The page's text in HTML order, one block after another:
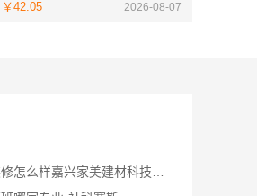
￥42.05 2026-08-07